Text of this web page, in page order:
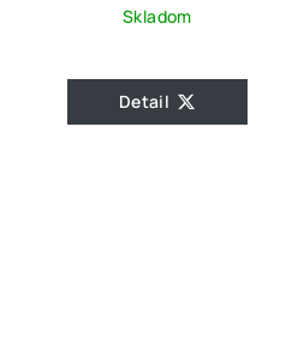
Skladom
Detail